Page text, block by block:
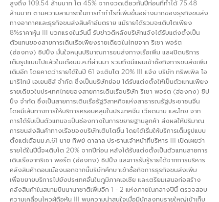
สูงถึง 109.54 ล้านบาท โต 45% จากงวดเดียวกันปีก่อนที่ทำได้ 75.48
ล้านบาท ตามความสามารถในการทำกำไรที่เพิ่มขึ้นอย่างมากของธุรกิจขนส่ง
ทางอากาศและธุรกิจขนส่งสินค้าอันตราย แม้รายได้รวมจะเติบโตเพียง
8%ราคาหุ้น III บวกแรงในวันนี้ รับข่าวดีหลังบริษัทแจ้งได้รับแต่งตั้งเป็น
ตัวแทนของสายการเดินเรือเพียงรายเดียวในไทยจาก ริเชา พอร์ต
(ฮ่องกง) ชิปปิ้ง มั่นใจหนุนปริมาณการขนส่งทางเรือเพิ่ม และเปิดบริการ
เต็มรูปแบบไปแล้วในเดือนม.ค.ที่ผ่านมา รวมถึงมีแผนเข้าซื้อกิจการขนส่งเพิ่ม
เติมอีก โดยคาดว่ารายได้ในปี 61 จะเติบโต 20% III แจ้ง บริษัท ทริพเพิล ไอ
มาริไทม์ เอเยนซีส์ จำกัด ซึ่งเป็นบริษัทย่อย ได้รับแต่งตั้งให้เป็นตัวแทนเพียง
รายเดียวในประเทศไทยของสายการเดินเรือบริษัท ริเชา พอร์ต (ฮ่องกง) ชิป
ปิ้ง จำกัด ซึ่งเป็นสายการเดินเรือรัฐวิสาหกิจแห่งสาธารณรัฐประชาชนจีน
โดยมีเส้นทางการให้บริการครอบคลุมในประเทศจีน เวียดนาม และไทย จาก
การได้รับเป็นตัวแทนจะเป็นช่องทางในการขยายฐานลูกค้า ส่งผลให้ปริมาณ
การขนส่งสินค้าทางเรือของบริษัทเติบโตขึ้น โดยได้เริ่มให้บริการเต็มรูปแบบ
ตั้งแต่เดือนม.ค.61 นาย ทิพย์ ดาลาล ประธานเจ้าหน้าที่บริหาร III เปิดเผยว่า
รายได้ในปีนี้จะเติบโต 20% จากปีก่อน หลังได้รับแต่งตั้งเป็นตัวแทนสายการ
เดินเรือจากริเชา พอร์ต (ฮ่องกง) ชิปปิ้ง และการรับรู้รายได้จากการบริหาร
คลังสินค้าดอนเมืองนอกจากนี้บริษัทศึกษาเข้าซื้อกิจการธุรกิจขนส่งเพิ่ม
เพื่อขยายบริการไปยังประเทศอื่นในภูมิภาคเอเชีย และเตรียมเสนอก่อสร้าง
คลังสินค้าในสนามบินนานาชาติเพิ่มอีก 1 - 2 แห่งภายในกลางปีนี้ ตรวจสอบ
ความเคลื่อนไหวผู้ถือหุ้น III พบความน่าสนใจเมื่อมีนักลงทุนรายใหญ่เข้าเก็บ